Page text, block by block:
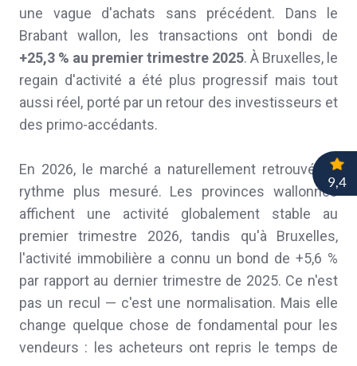
une vague d'achats sans précédent. Dans le
Brabant wallon, les transactions ont bondi de
+25,3 % au premier trimestre 2025. À Bruxelles, le
regain d'activité a été plus progressif mais tout
aussi réel, porté par un retour des investisseurs et
des primo-accédants.
En 2026, le marché a naturellement retrouvé un
rythme plus mesuré. Les provinces wallonnes
affichent une activité globalement stable au
premier trimestre 2026, tandis qu'à Bruxelles,
l'activité immobilière a connu un bond de +5,6 %
par rapport au dernier trimestre de 2025. Ce n'est
pas un recul — c'est une normalisation. Mais elle
change quelque chose de fondamental pour les
vendeurs : les acheteurs ont repris le temps de